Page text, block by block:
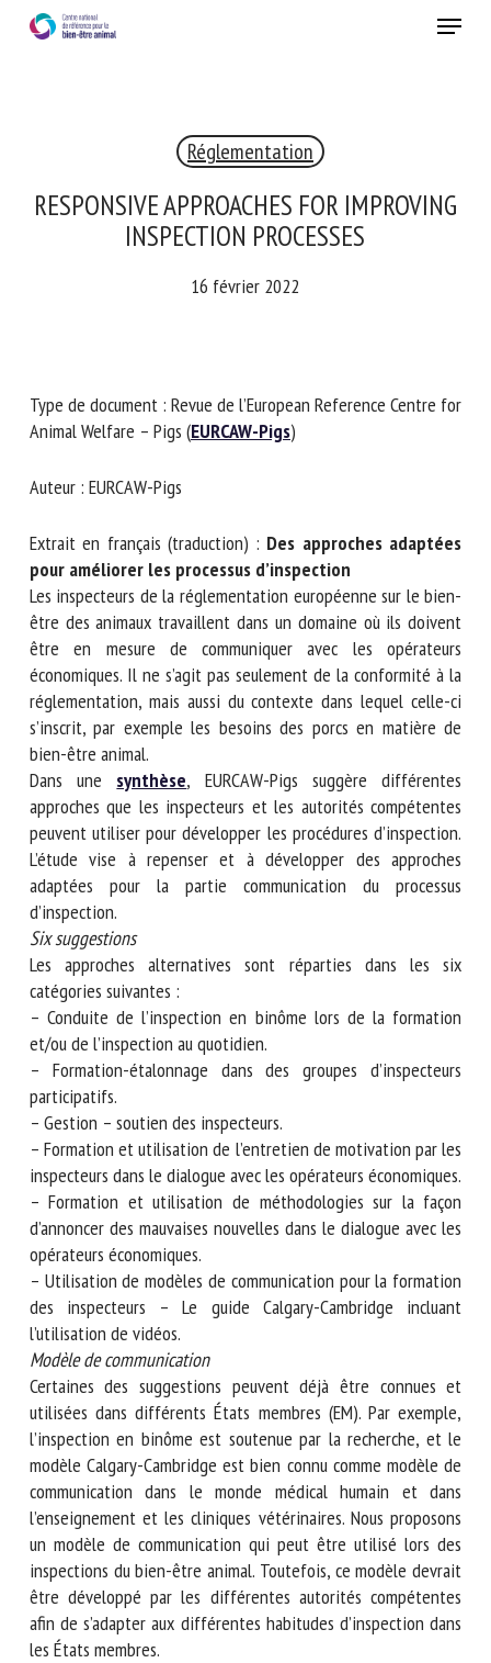
Menu
Réglementation
RESPONSIVE APPROACHES FOR
IMPROVING INSPECTION PROCESSES
16 février 2022
Type de document : Revue de l’European Reference Centre
for Animal Welfare – Pigs (EURCAW-Pigs
Auteur : EURCAW-Pigs
Extrait en français (traduction) : Des approches adaptées
pour améliorer les processus d’inspection
Les inspecteurs de la réglementation européenne sur le
bien-être des animaux travaillent dans un domaine où ils
doivent être en mesure de communiquer avec les
opérateurs économiques. Il ne s’agit pas seulement de la
conformité à la réglementation, mais aussi du contexte dans
lequel celle-ci s’inscrit, par exemple les besoins des porcs
en matière de bien-être animal.
Dans une
synthèse, EURCAW-Pigs suggère différentes
approches que les inspecteurs et les autorités compétentes
peuvent utiliser pour développer les procédures
d’inspection. L’étude vise à repenser et à développer des
approches adaptées pour la partie communication du
processus d’inspection.
Six suggestions
Les approches alternatives sont réparties dans les six
catégories suivantes :
– Conduite de l’inspection en binôme lors de la formation
et/ou de l’inspection au quotidien.
– Formation-étalonnage dans des groupes d’inspecteurs
participatifs.
– Gestion – soutien des inspecteurs.
– Formation et utilisation de l’entretien de motivation par
les inspecteurs dans le dialogue avec les opérateurs
économiques.
– Formation et utilisation de méthodologies sur la façon
d’annoncer des mauvaises nouvelles dans le dialogue avec
les opérateurs économiques.
– Utilisation de modèles de communication pour la
formation des inspecteurs – Le guide Calgary-Cambridge
incluant l’utilisation de vidéos.
Modèle de communication
Certaines des suggestions peuvent déjà être connues et
utilisées dans différents États membres (EM). Par exemple,
l’inspection en binôme est soutenue par la recherche, et le
modèle Calgary-Cambridge est bien connu comme modèle
de communication dans le monde médical humain et dans
l’enseignement et les cliniques vétérinaires. Nous proposons
un modèle de communication qui peut être utilisé lors des
inspections du bien-être animal. Toutefois, ce modèle
devrait être développé par les différentes autorités
compétentes afin de s’adapter aux différentes habitudes
RECEVEZ CHAQUE MOIS GRATUITEMENT
ANIMAL
Veuillez remplir le formulaire ci-dessous pour vous inscrire à
notre newsletter :
Prénom *
Organisme *
E-mail *
En soumettant ce formulaire, j'accepte que les
informations saisies soient utilisées dans le cadre de la
relation avec le CNR BEA. *
Les champs suivis de * sont obligatoires